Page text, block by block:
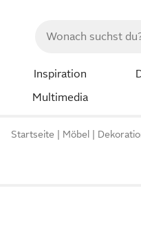
Inspiration
Multimedia
Startseite Möbel